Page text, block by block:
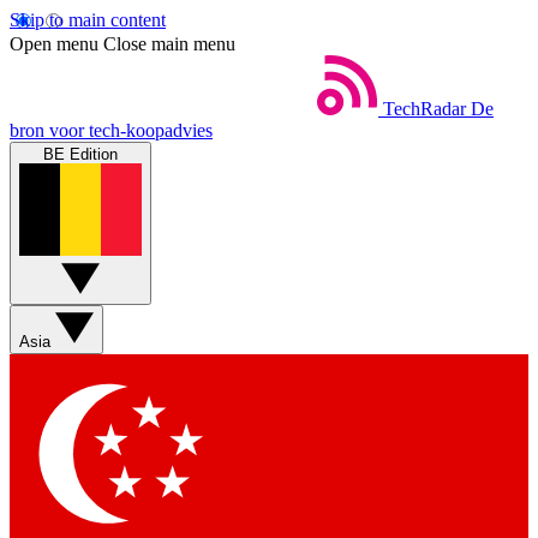
Skip to main content
Open menu Close main menu
TechRadar De
bron voor tech-koopadvies
BE Edition
Asia